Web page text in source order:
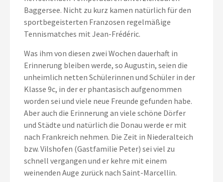
Baggersee. Nicht zu kurz kamen natürlich für den
sportbegeisterten Franzosen regelmäßige
Tennismatches mit Jean-Frédéric.
Was ihm von diesen zwei Wochen dauerhaft in
Erinnerung bleiben werde, so Augustin, seien die
unheimlich netten Schülerinnen und Schüler in der
Klasse 9c, in der er phantasisch aufgenommen
worden sei und viele neue Freunde gefunden habe.
Aber auch die Erinnerung an viele schöne Dörfer
und Städte und natürlich die Donau werde er mit
nach Frankreich nehmen. Die Zeit in Niederalteich
bzw. Vilshofen (Gastfamilie Peter) sei viel zu
schnell vergangen und er kehre mit einem
weinenden Auge zurück nach Saint-Marcellin.